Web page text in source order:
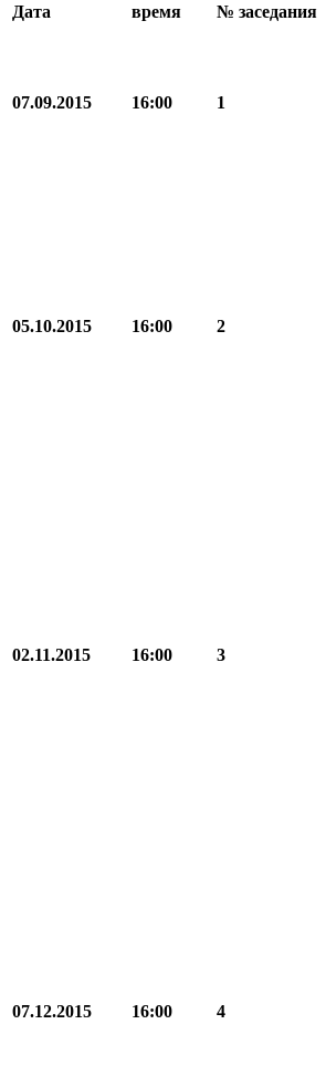
Дата время № заседания
07.09.2015 16:00 1
05.10.2015 16:00 2
02.11.2015 16:00 3
07.12.2015 16:00 4